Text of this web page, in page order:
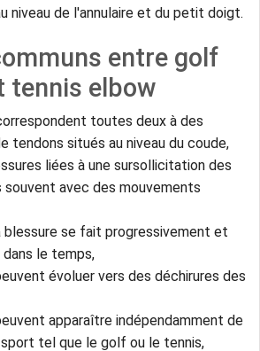
niveau de l'annulaire et du petit doigt.
entre golf
tennis elbow
toutes deux à des
tendons situés au niveau du coude,
liées à une sursollicitation des
souvent avec des mouvements
blessure se fait progressivement et
le temps,
évoluer vers des déchirures des
apparaître indépendamment de
sport tel que le golf ou le tennis,